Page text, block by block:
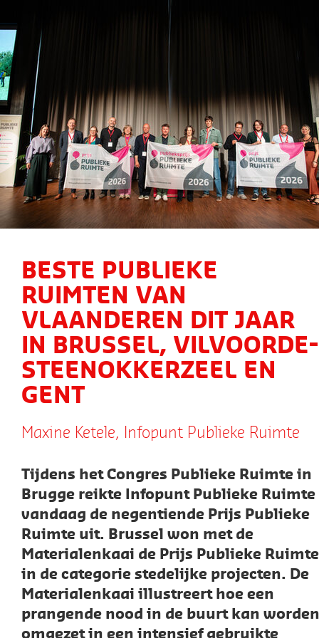
BESTE PUBLIEKE
RUIMTEN VAN
VLAANDEREN DIT JAAR
IN BRUSSEL, VILVOORDE-
STEENOKKERZEEL EN
GENT
Maxine Ketele, Infopunt Publieke Ruimte
Tijdens het Congres Publieke Ruimte in
Brugge reikte Infopunt Publieke Ruimte
vandaag de negentiende Prijs Publieke
Ruimte uit. Brussel won met de
Materialenkaai de Prijs Publieke Ruimte
in de categorie stedelijke projecten. De
Materialenkaai illustreert hoe een
prangende nood in de buurt kan worden
omgezet in een intensief gebruikte